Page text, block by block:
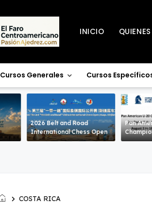
INICIO
Cursos Generales Cursos
2026 Belt and Road
International Chess Open
Pan
COSTA RICA